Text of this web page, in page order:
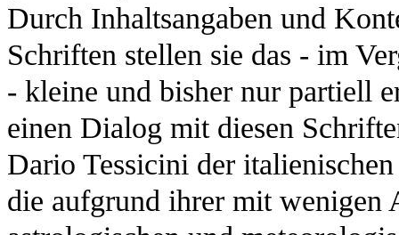
Durch Inhaltsangaben und
Schriften stellen sie das - im
- kleine und bisher nur partiell
einen Dialog mit diesen
Dario Tessicini der
die aufgrund ihrer mit wenigen